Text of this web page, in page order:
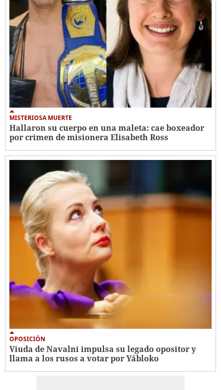
MISTERIOSA MUERTE
Hallaron su cuerpo en una maleta: cae boxeador
por crimen de misionera Elisabeth Ross
OPOSICIÓN
Viuda de Navalni impulsa su legado opositor y
llama a los rusos a votar por Yábloko